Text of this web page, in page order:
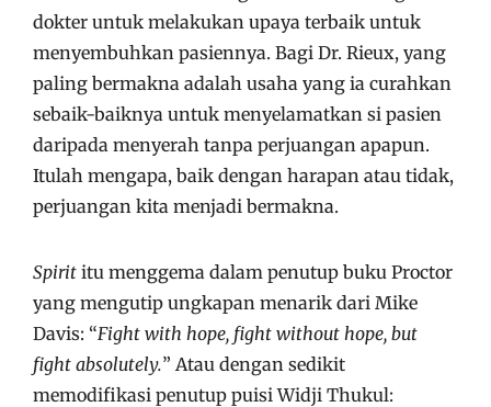
dokter untuk melakukan upaya terbaik untuk
menyembuhkan pasiennya. Bagi Dr. Rieux, yang
paling bermakna adalah usaha yang ia curahkan
sebaik-baiknya untuk menyelamatkan si pasien
daripada menyerah tanpa perjuangan apapun.
Itulah mengapa, baik dengan harapan atau tidak,
perjuangan kita menjadi bermakna.
Spirit itu menggema dalam penutup buku Proctor
yang mengutip ungkapan menarik dari Mike
Davis: “Fight with hope, fight without hope, but
fight absolutely.” Atau dengan sedikit
memodifikasi penutup puisi Widji Thukul: